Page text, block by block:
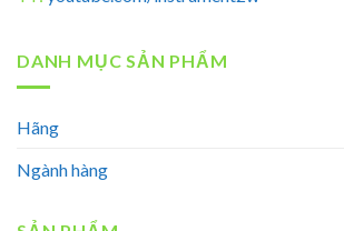
DANH MỤC SẢN PHẨM
Hãng
Ngành hàng